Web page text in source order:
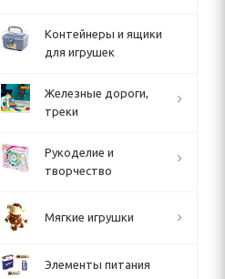
Контейнеры и ящики
для игрушек
Железные дороги,
треки
Рукоделие и
творчество
Мягкие игрушки
Элементы питания